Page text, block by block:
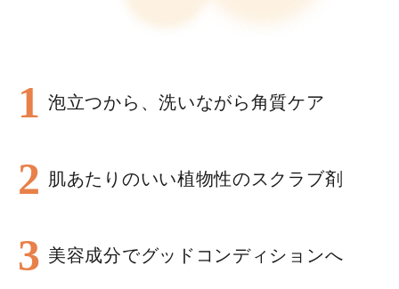
1 泡立つから、洗いながら角質ケア
2 肌あたりのいい植物性のスクラブ剤
3 美容成分でグッドコンディションへ